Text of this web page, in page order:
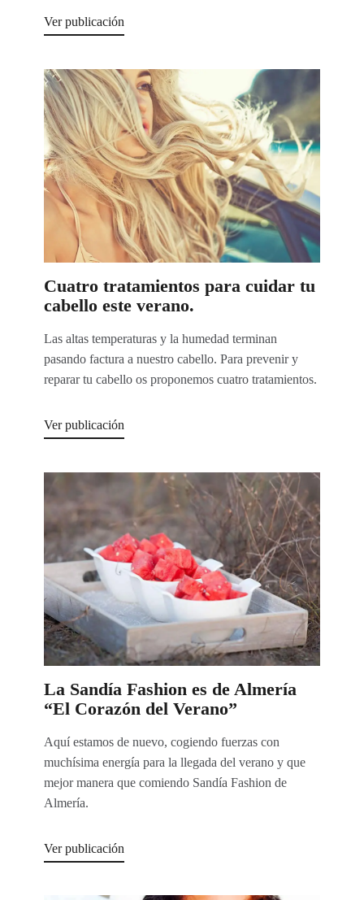
Ver publicación
Cuatro tratamientos para cuidar tu
cabello este verano.
Las altas temperaturas y la humedad terminan
pasando factura a nuestro cabello. Para prevenir y
reparar tu cabello os proponemos cuatro tratamientos.
Ver publicación
La Sandía Fashion es de Almería
“El Corazón del Verano”
Aquí estamos de nuevo, cogiendo fuerzas con
muchísima energía para la llegada del verano y que
mejor manera que comiendo Sandía Fashion de
Almería.
Ver publicación